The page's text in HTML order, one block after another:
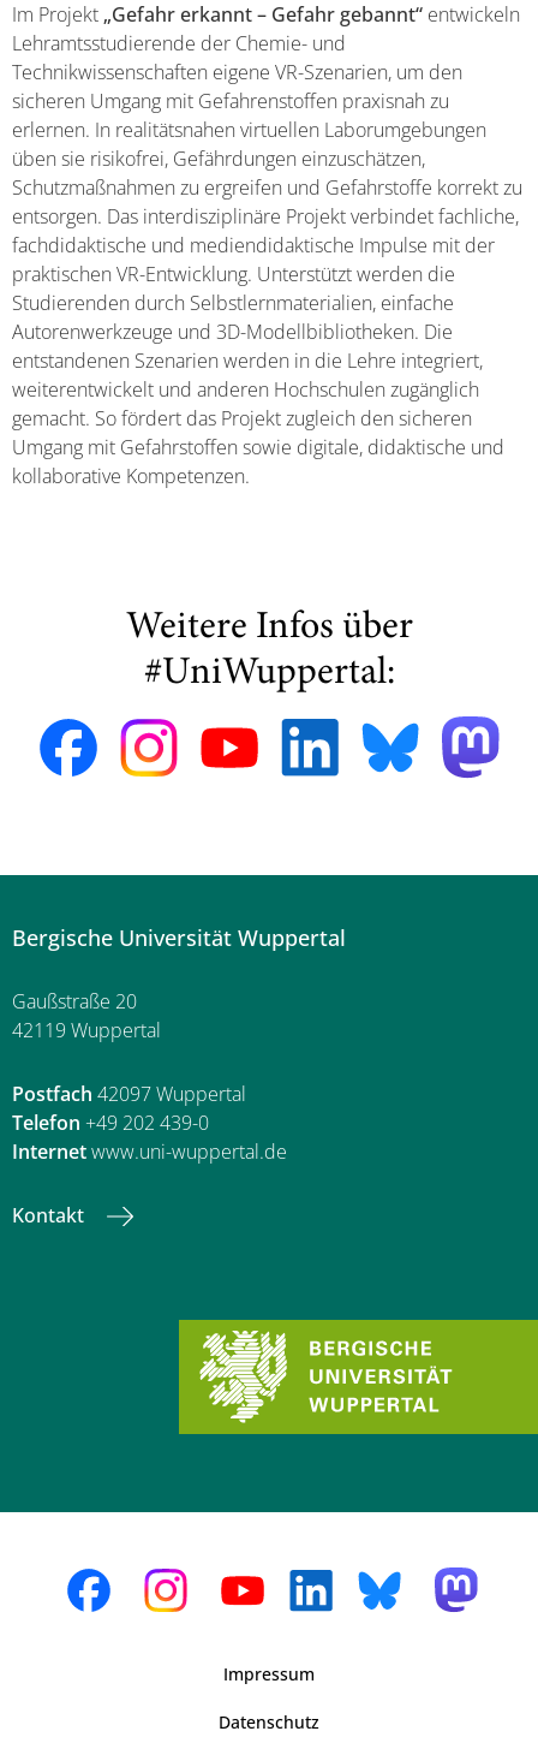
Im Projekt „Gefahr erkannt – Gefahr gebannt“ entwickeln
Lehramtsstudierende der Chemie- und
Technikwissenschaften eigene VR-Szenarien, um den
sicheren Umgang mit Gefahrenstoffen praxisnah zu
erlernen. In realitätsnahen virtuellen Laborumgebungen
üben sie risikofrei, Gefährdungen einzuschätzen,
Schutzmaßnahmen zu ergreifen und Gefahrstoffe korrekt zu
entsorgen. Das interdisziplinäre Projekt verbindet fachliche,
fachdidaktische und mediendidaktische Impulse mit der
praktischen VR-Entwicklung. Unterstützt werden die
Studierenden durch Selbstlernmaterialien, einfache
Autorenwerkzeuge und 3D-Modellbibliotheken. Die
entstandenen Szenarien werden in die Lehre integriert,
weiterentwickelt und anderen Hochschulen zugänglich
gemacht. So fördert das Projekt zugleich den sicheren
Umgang mit Gefahrstoffen sowie digitale, didaktische und
kollaborative Kompetenzen.
Weitere Infos über
#UniWuppertal:
Bergische Universität Wuppertal
Gaußstraße 20
42119 Wuppertal
Postfach 42097 Wuppertal
Telefon +49 202 439-0
Internetwww.uni-wuppertal.de
Kontakt
Impressum
Datenschutz